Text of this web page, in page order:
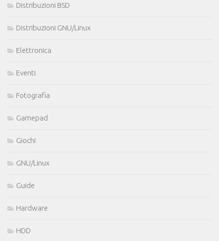
Distribuzioni BSD
Distribuzioni GNU/Linux
Elettronica
Eventi
Fotografia
Gamepad
Giochi
GNU/Linux
Guide
Hardware
HDD